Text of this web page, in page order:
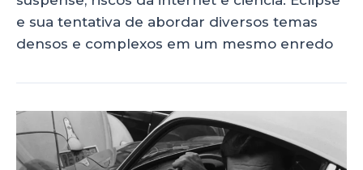
e sua tentativa de abordar diversos temas
densos e complexos em um mesmo enredo